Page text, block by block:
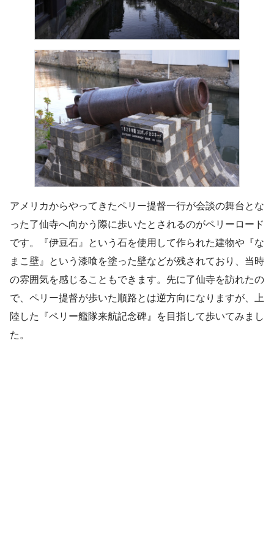
アメリカからやってきたペリー提督一行が会談の舞台とな
った了仙寺へ向かう際に歩いたとされるのがペリーロード
です。『伊豆石』という石を使用して作られた建物や『な
まこ壁』という漆喰を塗った壁などが残されており、当時
の雰囲気を感じることもできます。先に了仙寺を訪れたの
で、ペリー提督が歩いた順路とは逆方向になりますが、上
陸した『ペリー艦隊来航記念碑』を目指して歩いてみまし
た。